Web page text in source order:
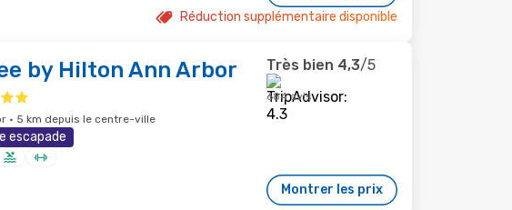
Réduction supplémentaire disponible
by Hilton Ann Arbor
· 5 km depuis le centre-ville
escapade
Très bien 4,3/5
684 avis
Montrer les prix